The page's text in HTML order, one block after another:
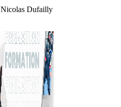
Nicolas Dufailly